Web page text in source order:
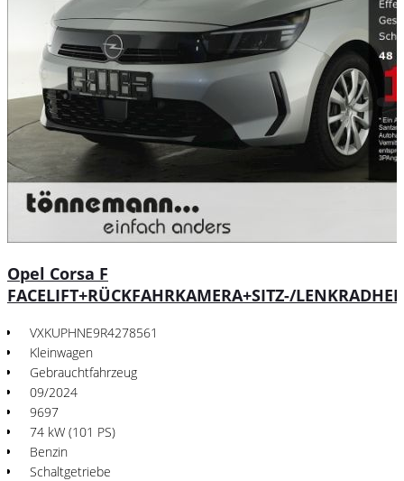
Opel Corsa F
FACELIFT+RÜCKFAHRKAMERA+SITZ-/LENKRADHEI
VXKUPHNE9R4278561
Kleinwagen
Gebrauchtfahrzeug
09/2024
9697
74 kW (101 PS)
Benzin
Schaltgetriebe